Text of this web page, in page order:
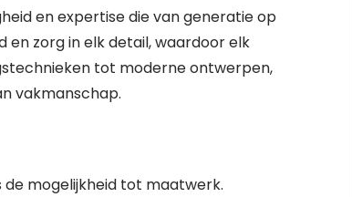
en expertise die van generatie op
zorg in elk detail, waardoor elk
tot moderne ontwerpen,
vakmanschap.
mogelijkheid tot maatwerk.